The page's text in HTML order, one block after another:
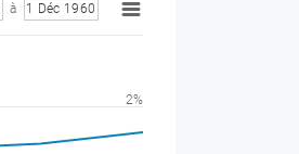
à 1 Déc 1960
2%